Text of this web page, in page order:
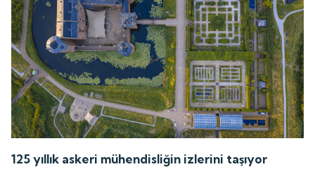
125 yıllık askeri mühendisliğin izlerini taşıyor